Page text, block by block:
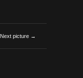
Next picture →